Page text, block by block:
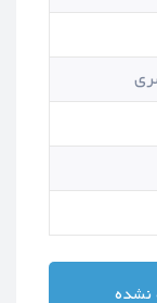
نشده